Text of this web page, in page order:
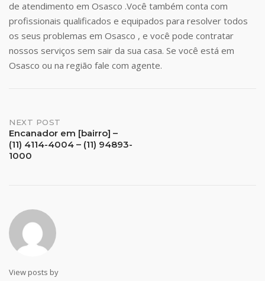
de atendimento em Osasco .Você também conta com
profissionais qualificados e equipados para resolver todos
os seus problemas em Osasco , e você pode contratar
nossos serviços sem sair da sua casa. Se você está em
Osasco ou na região fale com agente.
Post
navigation
NEXT POST
Encanador em [bairro] –
(11) 4114-4004 – (11) 94893-
1000
View posts by